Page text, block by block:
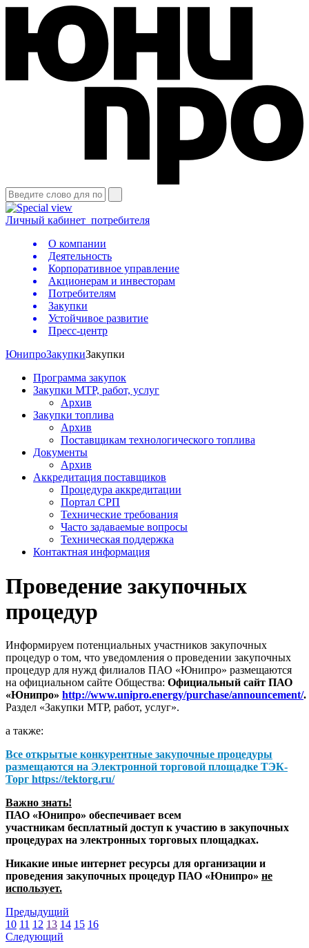
Личный кабинет потребителя
О компании
Деятельность
Корпоративное управление
Акционерам и инвесторам
Потребителям
Закупки
Устойчивое развитие
Пресс-центр
ЮнипроЗакупкиЗакупки
Программа закупок
Закупки МТР, работ, услуг
Архив
Закупки топлива
Архив
Поставщикам технологического топлива
Документы
Архив
Аккредитация поставщиков
Процедура аккредитации
Портал СРП
Технические требования
Часто задаваемые вопросы
Техническая поддержка
Контактная информация
Проведение закупочных
процедур
Информируем потенциальных участников закупочных
процедур о том, что уведомления о проведении закупочных
процедур для нужд филиалов ПАО «Юнипро» размещаются
на официальном сайте Общества: Официальный сайт ПАО
«Юнипро» http://www.unipro.energy/purchase/announcement/.
Раздел «Закупки МТР, работ, услуг».
а также:
Все открытые конкурентные закупочные процедуры
размещаются на Электронной торговой площадке ТЭК-
Торг https://tektorg.ru/
Важно знать!
ПАО «Юнипро» обеспечивает всем
участникам бесплатный доступ к участию в закупочных
процедурах на электронных торговых площадках.
Никакие иные интернет ресурсы для организации и
проведения закупочных процедур ПАО «Юнипро» не
использует.
Предыдущий
10 11 12 13 14 15 16
Следующий